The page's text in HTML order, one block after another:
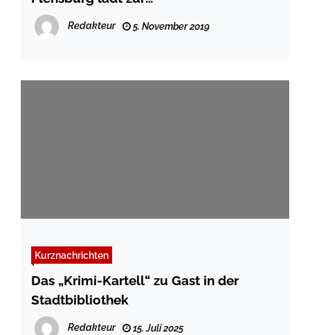
Einwohner*innenversammlung –
Vorträge und Diskussion
Redakteur 5. November 2019
Kurznachrichten
Das „Krimi-Kartell“ zu Gast in der
Stadtbibliothek
Redakteur 15. Juli 2025